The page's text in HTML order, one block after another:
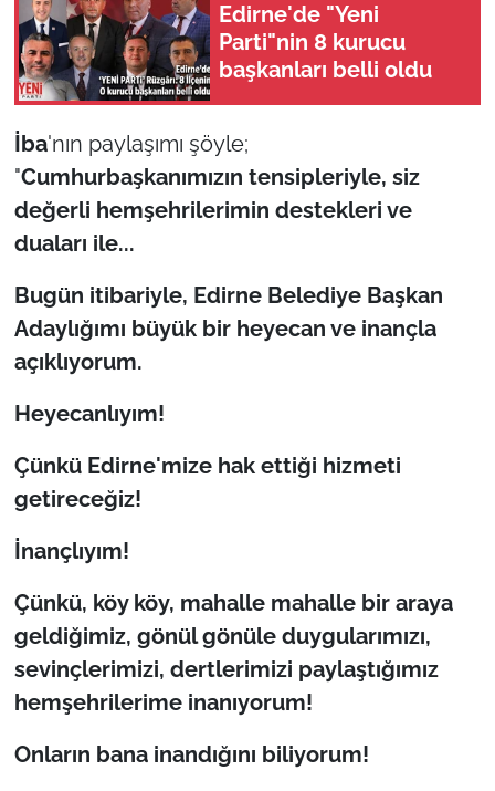
Edirne'de "Yeni
Parti"nin 8 kurucu
başkanları belli oldu
İba'nın paylaşımı şöyle;
"Cumhurbaşkanımızın tensipleriyle, siz
değerli hemşehrilerimin destekleri ve
duaları ile...
Bugün itibariyle, Edirne Belediye Başkan
Adaylığımı büyük bir heyecan ve inançla
açıklıyorum.
Heyecanlıyım!
Çünkü Edirne'mize hak ettiği hizmeti
getireceğiz!
İnançlıyım!
Çünkü, köy köy, mahalle mahalle bir araya
geldiğimiz, gönül gönüle duygularımızı,
sevinçlerimizi, dertlerimizi paylaştığımız
hemşehrilerime inanıyorum!
Onların bana inandığını biliyorum!
Politika
Flaş Haber
Dış Haberler
Magazin
İş Dünyası
Bilim Teknoloji
English News
Canlı Maç
Finans